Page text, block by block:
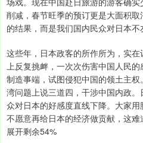
削减，春节旺季的预订更是大面积
的结果，而是我们国内民众对日本不
这些年，日本政客的所作所为，实
上反复挑衅，一次次伤害中国人民
制造事端，试图侵犯中国的领土主
湾问题上说三道四，干涉中国内政
众对日本的好感度直线下降。大家用
不愿意再给日本的经济做贡献，这
展开剩余54%